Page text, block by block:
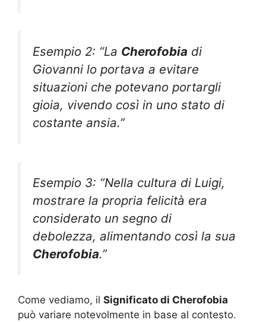
Esempio 2: “La Cherofobia di
Giovanni lo portava a evitare
situazioni che potevano portargli
gioia, vivendo così in uno stato di
costante ansia.”
Esempio 3: “Nella cultura di Luigi,
mostrare la propria felicità era
considerato un segno di
debolezza, alimentando così la sua
Cherofobia.”
Come vediamo, il Significato di Cherofobia
può variare notevolmente in base al contesto.